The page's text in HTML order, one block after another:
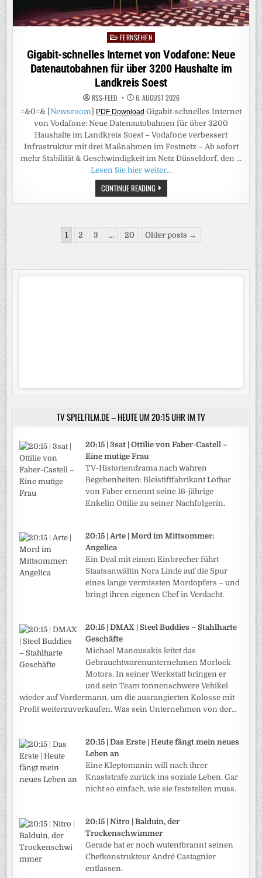
Posted
in
FERNSEHEN
Gigabit-schnelles Internet von Vodafone: Neue
Datenautobahnen für über 3200 Haushalte im
Landkreis Soest
RSS-FEED 6. AUGUST 2026
=&0=& [Newsroom] PDF Download Gigabit-schnelles Internet
von Vodafone: Neue Datenautobahnen für über 3200
Haushalte im Landkreis Soest – Vodafone verbessert
Infrastruktur mit drei Maßnahmen im Festnetz – Ab sofort
mehr Stabilität & Geschwindigkeit im Netz Düsseldorf, den …
Lesen Sie hier weiter…
CONTINUE READINGGIGABIT-
SCHNELLES
INTERNET
DATENAUTOBAHNEN
FÜR
IM
LANDKREIS
Seitennummerierung
Beiträge
1 2 3 … 20 Older posts →
TV SPIELFILM.DE – HEUTE UM 20:15 UHR IM TV
20:15 | 3sat | Ottilie von Faber-Castell –
Eine mutige Frau
TV-Historiendrama nach wahren
Begebenheiten: Bleistiftfabrikant Lothar
von Faber ernennt seine 16-jährige
Enkelin Ottilie zu seiner Nachfolgerin.
20:15 | Arte | Mord im Mittsommer:
Angelica
Ein Deal mit einem Einbrecher führt
Staatsanwältin Nora Linde auf die Spur
eines lange vermissten Mordopfers – und
bringt ihren eigenen Chef in Verdacht.
20:15 | DMAX | Steel Buddies – Stahlharte
Geschäfte
Michael Manousakis leitet das
Gebrauchtwarenunternehmen Morlock
Motors. In seiner Werkstatt bringen er
und sein Team tonnenschwere Vehikel
wieder auf Vordermann, um die ausrangierten Kolosse mit
Profit weiterzuverkaufen. Was sein Unternehmen von der...
20:15 | Das Erste | Heute fängt mein neues
Leben an
Eine Kleptomanin will nach ihrer
Knaststrafe zurück ins soziale Leben. Gar
nicht so einfach, wie sie feststellen muss.
20:15 | Nitro | Balduin, der
Trockenschwimmer
Gerade hat er noch wutentbrannt seinen
Chefkonstrukteur André Castagnier
entlassen.